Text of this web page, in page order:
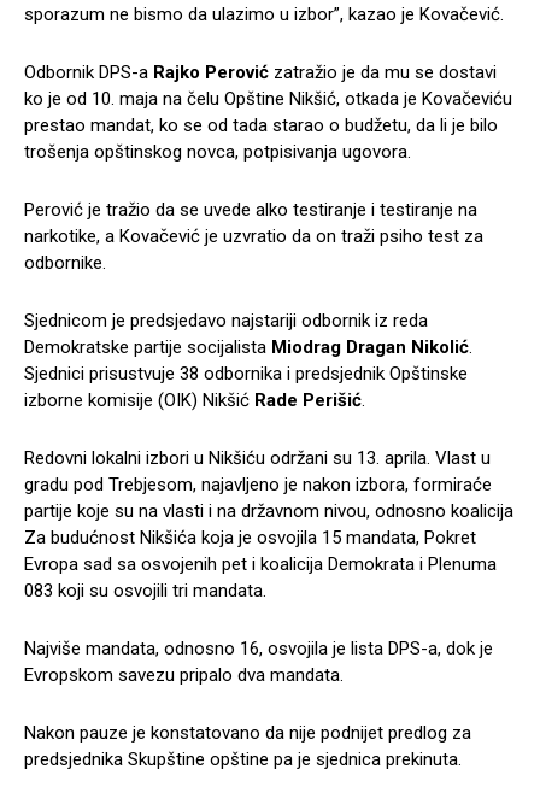
sporazum ne bismo da ulazimo u izbor”, kazao je Kovačević.
Odbornik DPS-a Rajko Perović zatražio je da mu se dostavi
ko je od 10. maja na čelu Opštine Nikšić, otkada je Kovačeviću
prestao mandat, ko se od tada starao o budžetu, da li je bilo
trošenja opštinskog novca, potpisivanja ugovora.
Perović je tražio da se uvede alko testiranje i testiranje na
narkotike, a Kovačević je uzvratio da on traži psiho test za
odbornike.
Sjednicom je predsjedavo najstariji odbornik iz reda
Demokratske partije socijalista Miodrag Dragan Nikolić.
Sjednici prisustvuje 38 odbornika i predsjednik Opštinske
izborne komisije (OIK) Nikšić Rade Perišić.
Redovni lokalni izbori u Nikšiću održani su 13. aprila. Vlast u
gradu pod Trebjesom, najavljeno je nakon izbora, formiraće
partije koje su na vlasti i na državnom nivou, odnosno koalicija
Za budućnost Nikšića koja je osvojila 15 mandata, Pokret
Evropa sad sa osvojenih pet i koalicija Demokrata i Plenuma
083 koji su osvojili tri mandata.
Najviše mandata, odnosno 16, osvojila je lista DPS-a, dok je
Evropskom savezu pripalo dva mandata.
Nakon pauze je konstatovano da nije podnijet predlog za
predsjednika Skupštine opštine pa je sjednica prekinuta.